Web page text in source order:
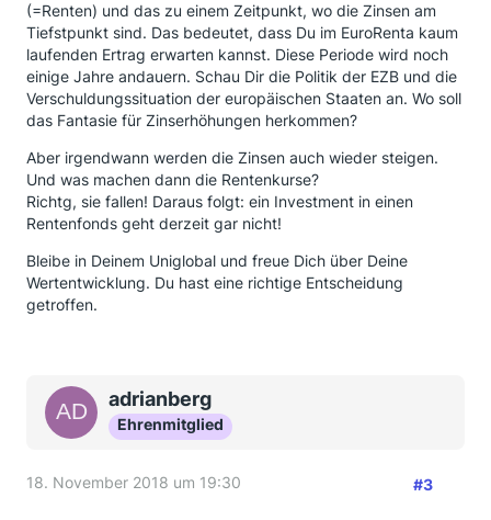
(=Renten) und das zu einem Zeitpunkt, wo die Zinsen am
Tiefstpunkt sind. Das bedeutet, dass Du im EuroRenta kaum
laufenden Ertrag erwarten kannst. Diese Periode wird noch
einige Jahre andauern. Schau Dir die Politik der EZB und die
Verschuldungssituation der europäischen Staaten an. Wo soll
das Fantasie für Zinserhöhungen herkommen?
Aber irgendwann werden die Zinsen auch wieder steigen.
Und was machen dann die Rentenkurse?
Richtg, sie fallen! Daraus folgt: ein Investment in einen
Rentenfonds geht derzeit gar nicht!
Bleibe in Deinem Uniglobal und freue Dich über Deine
Wertentwicklung. Du hast eine richtige Entscheidung
getroffen.
adrianberg
Ehrenmitglied
18. November 2018 um 19:30 #3